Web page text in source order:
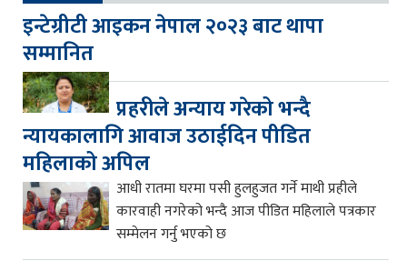
इन्टेग्रीटी आइकन नेपाल २०२३ बाट थापा
सम्मानित
प्रहरीले अन्याय गरेको भन्दै
न्यायकालागि आवाज उठाईदिन पीडित
महिलाको अपिल
आधी रातमा घरमा पसी हुलहुजत गर्ने माथी प्रहीले
कारवाही नगरेको भन्दै आज पीडित महिलाले पत्रकार
सम्मेलन गर्नु भएको छ